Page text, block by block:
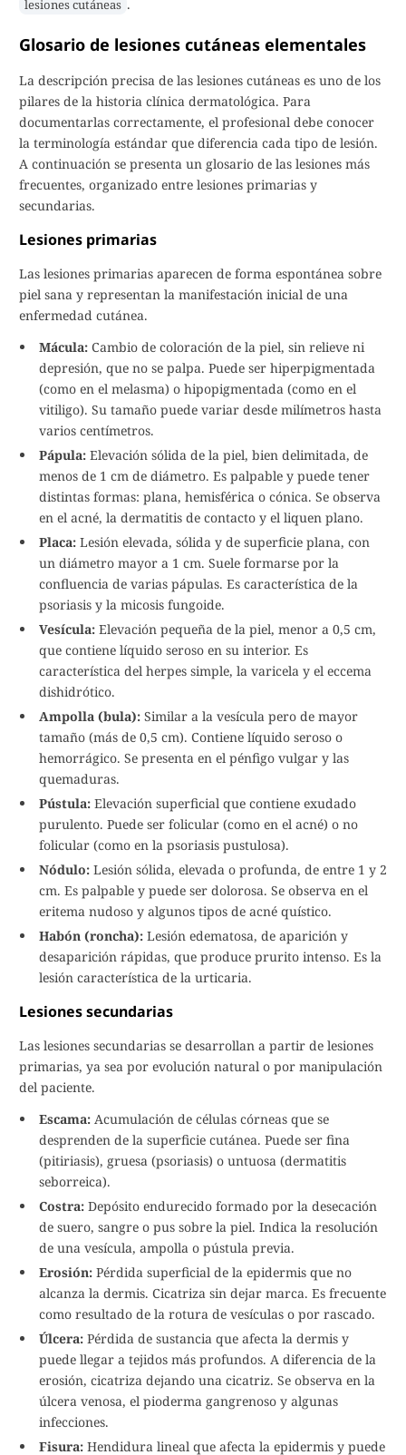
lesiones cutáneas .
Glosario de lesiones cutáneas elementales
La descripción precisa de las lesiones cutáneas es uno de los
pilares de la historia clínica dermatológica. Para
documentarlas correctamente, el profesional debe conocer
la terminología estándar que diferencia cada tipo de lesión.
A continuación se presenta un glosario de las lesiones más
frecuentes, organizado entre lesiones primarias y
secundarias.
Lesiones primarias
Las lesiones primarias aparecen de forma espontánea sobre
piel sana y representan la manifestación inicial de una
enfermedad cutánea.
Mácula: Cambio de coloración de la piel, sin relieve ni
depresión, que no se palpa. Puede ser hiperpigmentada
(como en el melasma) o hipopigmentada (como en el
vitiligo). Su tamaño puede variar desde milímetros hasta
varios centímetros.
Pápula: Elevación sólida de la piel, bien delimitada, de
menos de 1 cm de diámetro. Es palpable y puede tener
distintas formas: plana, hemisférica o cónica. Se observa
en el acné, la dermatitis de contacto y el liquen plano.
Placa: Lesión elevada, sólida y de superficie plana, con
un diámetro mayor a 1 cm. Suele formarse por la
confluencia de varias pápulas. Es característica de la
psoriasis y la micosis fungoide.
Vesícula: Elevación pequeña de la piel, menor a 0,5 cm,
que contiene líquido seroso en su interior. Es
característica del herpes simple, la varicela y el eccema
dishidrótico.
Ampolla (bula): Similar a la vesícula pero de mayor
tamaño (más de 0,5 cm). Contiene líquido seroso o
hemorrágico. Se presenta en el pénfigo vulgar y las
quemaduras.
Pústula: Elevación superficial que contiene exudado
purulento. Puede ser folicular (como en el acné) o no
folicular (como en la psoriasis pustulosa).
Nódulo: Lesión sólida, elevada o profunda, de entre 1 y 2
cm. Es palpable y puede ser dolorosa. Se observa en el
eritema nudoso y algunos tipos de acné quístico.
Habón (roncha): Lesión edematosa, de aparición y
desaparición rápidas, que produce prurito intenso. Es la
lesión característica de la urticaria.
Lesiones secundarias
Las lesiones secundarias se desarrollan a partir de lesiones
primarias, ya sea por evolución natural o por manipulación
del paciente.
Escama: Acumulación de células córneas que se
desprenden de la superficie cutánea. Puede ser fina
(pitiriasis), gruesa (psoriasis) o untuosa (dermatitis
seborreica).
Costra: Depósito endurecido formado por la desecación
de suero, sangre o pus sobre la piel. Indica la resolución
de una vesícula, ampolla o pústula previa.
Erosión: Pérdida superficial de la epidermis que no
alcanza la dermis. Cicatriza sin dejar marca. Es frecuente
como resultado de la rotura de vesículas o por rascado.
Úlcera: Pérdida de sustancia que afecta la dermis y
puede llegar a tejidos más profundos. A diferencia de la
erosión, cicatriza dejando una cicatriz. Se observa en la
úlcera venosa, el pioderma gangrenoso y algunas
infecciones.
Fisura: Hendidura lineal que afecta la epidermis y puede